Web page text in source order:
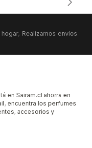
Realizamos envíos
en Sairam.cl ahorra en
encuentra los perfumes
accesorios y